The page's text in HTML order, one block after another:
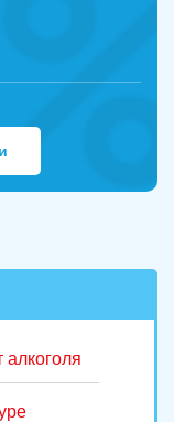
алкоголя